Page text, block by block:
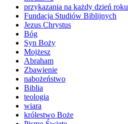
przykazania na każdy dzień roku
Fundacja Studiów Biblijnych
Jezus Chrystus
Bóg
Syn Boży
Mojżesz
Abraham
Zbawienie
nabożeństwo
Biblia
teologia
wiara
królestwo Boże